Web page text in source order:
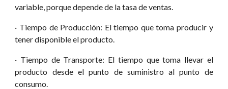
variable, porque depende de la tasa de ventas.
· Tiempo de Producción: El tiempo que toma producir y
tener disponible el producto.
· Tiempo de Transporte: El tiempo que toma llevar el
producto desde el punto de suministro al punto de
consumo.